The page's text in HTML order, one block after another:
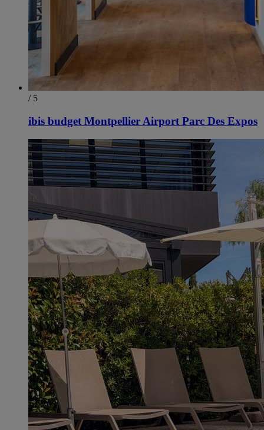
/ 5
ibis budget Montpellier Airport Parc Des Expos